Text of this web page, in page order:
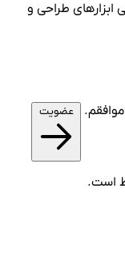
طراحی و
عضویت